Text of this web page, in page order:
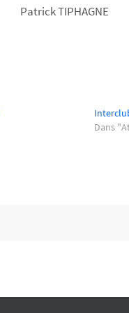
Patrick TIPHAGNE
Dans